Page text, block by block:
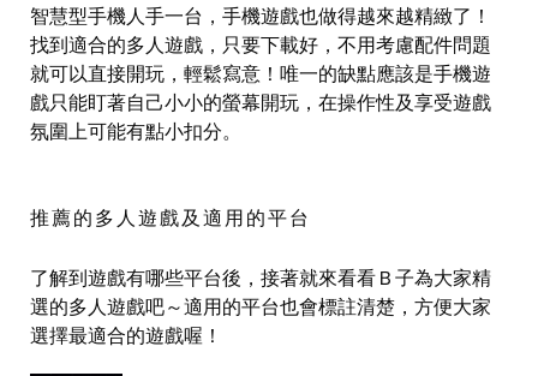
智慧型手機人手一台，手機遊戲也做得越來越精緻了！
找到適合的多人遊戲，只要下載好，不用考慮配件問題
就可以直接開玩，輕鬆寫意！唯一的缺點應該是手機遊
戲只能盯著自己小小的螢幕開玩，在操作性及享受遊戲
氛圍上可能有點小扣分。
推薦的多人遊戲及適用的平台
了解到遊戲有哪些平台後，接著就來看看Ｂ子為大家精
選的多人遊戲吧～適用的平台也會標註清楚，方便大家
選擇最適合的遊戲喔！